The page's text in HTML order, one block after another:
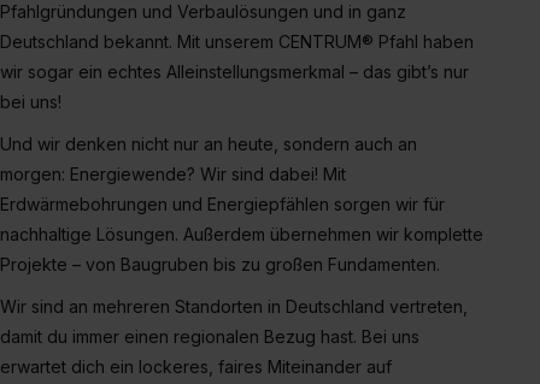
Media und Marketing“ umfasst hierbei die Einwilligung
zur Übermittlung deiner Daten in die USA (Art. 49 Abs. 1
S. 1 lit. a) DS-GVO). Die USA verfügen über kein
angemessenes Datenschutzniveau (EuGH – Schrems
Wirkung für die Zukunft ganz oder teilweise über unsere
Datenschutzerklärung unter dem Punkt „Datenschutz-
Einstellungen“ widerrufen. Weitere Informationen zu den
einzelnen Cookies findest du durch Klick auf „Details
zeigen“. Weitere Informationen:Datenschutzerklärung
Impressum.
Pfahlgründungen und Verbaulösungen und in ganz
Deutschland bekannt. Mit unserem CENTRUM® Pfahl haben
wir sogar ein echtes Alleinstellungsmerkmal – das gibt’s nur
bei uns!
Und wir denken nicht nur an heute, sondern auch an
morgen: Energiewende? Wir sind dabei! Mit
Erdwärmebohrungen und Energiepfählen sorgen wir für
nachhaltige Lösungen. Außerdem übernehmen wir komplette
Projekte – von Baugruben bis zu großen Fundamenten.
Wir sind an mehreren Standorten in Deutschland vertreten,
damit du immer einen regionalen Bezug hast. Bei uns
erwartet dich ein lockeres, faires Miteinander auf